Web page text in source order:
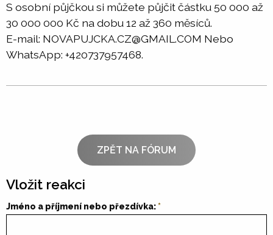
S osobní půjčkou si můžete půjčit částku 50 000 až
30 000 000 Kč na dobu 12 až 360 měsíců.
E-mail: NOVAPUJCKA.CZ@GMAIL.COM Nebo
WhatsApp: +420737957468.
ZPĚT NA FÓRUM
Vložit reakci
Jméno a příjmení nebo přezdívka: